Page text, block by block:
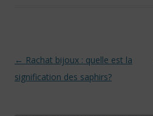
Navigation des articles
← Rachat bijoux : quelle est la
signification des saphirs?